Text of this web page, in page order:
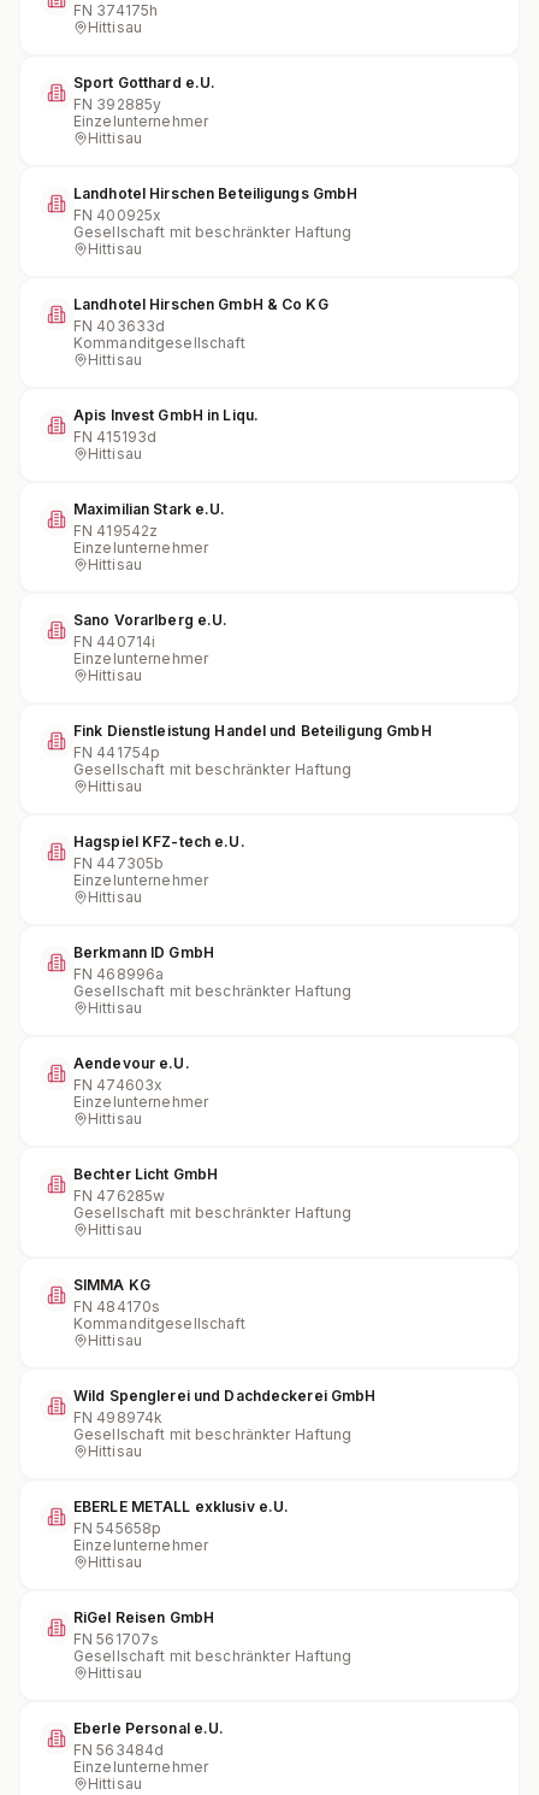
FN 374175h
Hittisau
Sport Gotthard e.U.
FN 392885y
Einzelunternehmer
Hittisau
Landhotel Hirschen Beteiligungs GmbH
FN 400925x
Gesellschaft mit beschränkter Haftung
Hittisau
Landhotel Hirschen GmbH & Co KG
FN 403633d
Kommanditgesellschaft
Hittisau
Apis Invest GmbH in Liqu.
FN 415193d
Hittisau
Maximilian Stark e.U.
FN 419542z
Einzelunternehmer
Hittisau
Sano Vorarlberg e.U.
FN 440714i
Einzelunternehmer
Hittisau
Fink Dienstleistung Handel und Beteiligung GmbH
FN 441754p
Gesellschaft mit beschränkter Haftung
Hittisau
Hagspiel KFZ-tech e.U.
FN 447305b
Einzelunternehmer
Hittisau
Berkmann ID GmbH
FN 468996a
Gesellschaft mit beschränkter Haftung
Hittisau
Aendevour e.U.
FN 474603x
Einzelunternehmer
Hittisau
Bechter Licht GmbH
FN 476285w
Gesellschaft mit beschränkter Haftung
Hittisau
SIMMA KG
FN 484170s
Kommanditgesellschaft
Hittisau
Wild Spenglerei und Dachdeckerei GmbH
FN 498974k
Gesellschaft mit beschränkter Haftung
Hittisau
EBERLE METALL exklusiv e.U.
FN545658p
Einzelunternehmer
Hittisau
RiGel Reisen GmbH
FN561707s
Gesellschaft mit beschränkter Haftung
Hittisau
Eberle Personal e.U.
FN563484d
Einzelunternehmer
Hittisau